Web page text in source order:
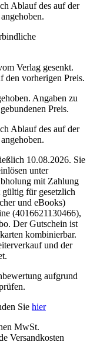
Ablauf des auf der
Verlag gesenkt.
den vorherigen Preis.
Angaben zu
Preis.
Ablauf des auf der
10.08.2026. Sie
unter
mit Zahlung
für gesetzlich
und eBooks)
(4016621130466),
Der Gutschein ist
kombinierbar.
und der
aufgrund
Sie hier
MwSt.
Versandkosten